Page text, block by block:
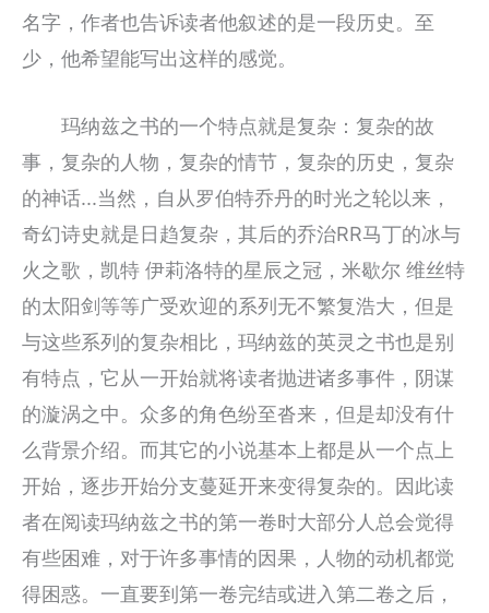
名字，作者也告诉读者他叙述的是一段历史。至
少，他希望能写出这样的感觉。
玛纳兹之书的一个特点就是复杂：复杂的故
事，复杂的人物，复杂的情节，复杂的历史，复杂
的神话...当然，自从罗伯特乔丹的时光之轮以来，
奇幻诗史就是日趋复杂，其后的乔治RR马丁的冰与
火之歌，凯特 伊莉洛特的星辰之冠，米歇尔 维丝特
的太阳剑等等广受欢迎的系列无不繁复浩大，但是
与这些系列的复杂相比，玛纳兹的英灵之书也是别
有特点，它从一开始就将读者抛进诸多事件，阴谋
的漩涡之中。众多的角色纷至沓来，但是却没有什
么背景介绍。而其它的小说基本上都是从一个点上
开始，逐步开始分支蔓延开来变得复杂的。因此读
者在阅读玛纳兹之书的第一卷时大部分人总会觉得
有些困难，对于许多事情的因果，人物的动机都觉
得困惑。一直要到第一卷完结或进入第二卷之后，